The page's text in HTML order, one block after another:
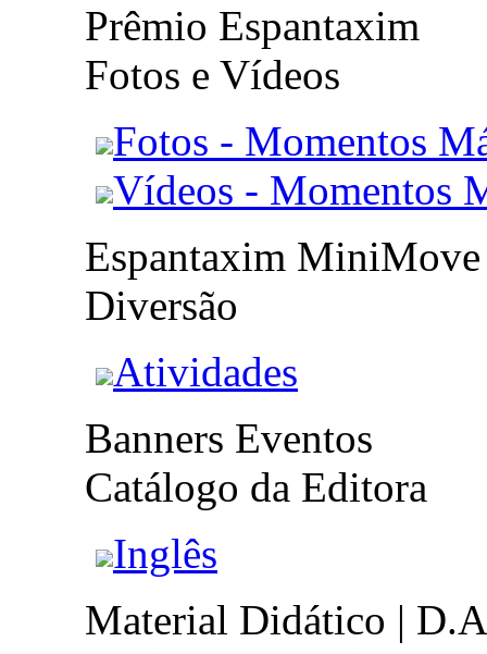
Prêmio Espantaxim
Fotos e Vídeos
Fotos - Momentos
Vídeos - Momentos
Espantaxim MiniMove
Diversão
Atividades
Banners Eventos
Catálogo da Editora
Inglês
Material Didático |